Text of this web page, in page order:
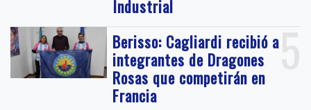
Industrial
5
Berisso: Cagliardi recibió a
integrantes de Dragones
Rosas que competirán en
Francia